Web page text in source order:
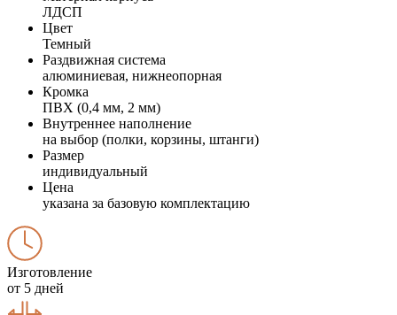
ЛДСП
Цвет
Темный
Раздвижная система
алюминиевая, нижнеопорная
Кромка
ПВХ (0,4 мм, 2 мм)
Внутреннее наполнение
на выбор (полки, корзины, штанги)
Размер
индивидуальный
Цена
указана за базовую комплектацию
Изготовление
от 5 дней